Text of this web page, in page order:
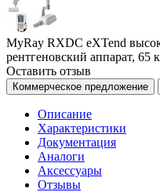
MyRay RXDC eXTend
рентгеновский аппарат, 65
Оставить отзыв
Коммерческое предложение
Описание
Характеристики
Документация
Аналоги
Аксессуары
Отзывы